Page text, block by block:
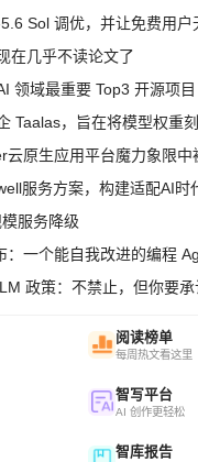
Sol 调优，并让免费用户
在几乎不读论文了
领域最重要 Top3 开源项目
原生应用平台魔力象限中
服务降级
阅读榜单
每周热文看这里
智写平台
AI 创作更轻松
智库报告